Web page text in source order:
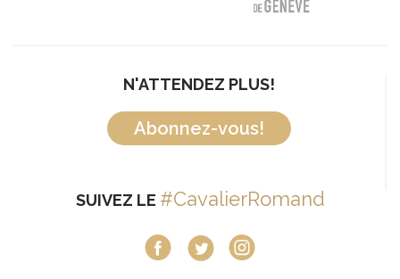
N'ATTENDEZ PLUS!
Abonnez-vous!
SUIVEZ LE #CavalierRomand